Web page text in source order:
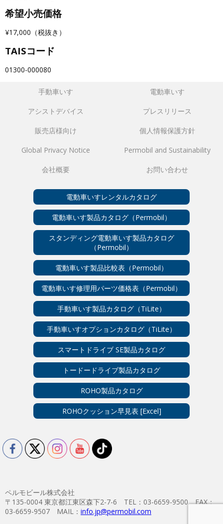
希望小売価格
¥17,000（税抜き）
TAISコード
01300-000080
手動車いす 電動車いす
アシストデバイス プレスリリース
販売店様向け 個人情報保護方針
Global Privacy Notice Permobil and Sustainability
会社概要 お問い合わせ
電動車いすレンタルカタログ
電動車いす製品カタログ（Permobil）
スタンディング電動車いす製品カタログ
（Permobil）
電動車いす製品比較表（Permobil）
電動車いす修理用パーツ価格表（Permobil）
手動車いす製品カタログ（TiLite）
手動車いすオプションカタログ（TiLite）
スマートドライブ SE製品カタログ
トードードライブ製品カタログ
ROHO製品カタログ
ROHOクッション早見表 [Excel]
ペルモビール株式会社
〒135-0004 東京都江東区森下2-7-6 TEL：03-6659-9500 FAX：
03-6659-9507 MAIL： info.jp@permobil.com